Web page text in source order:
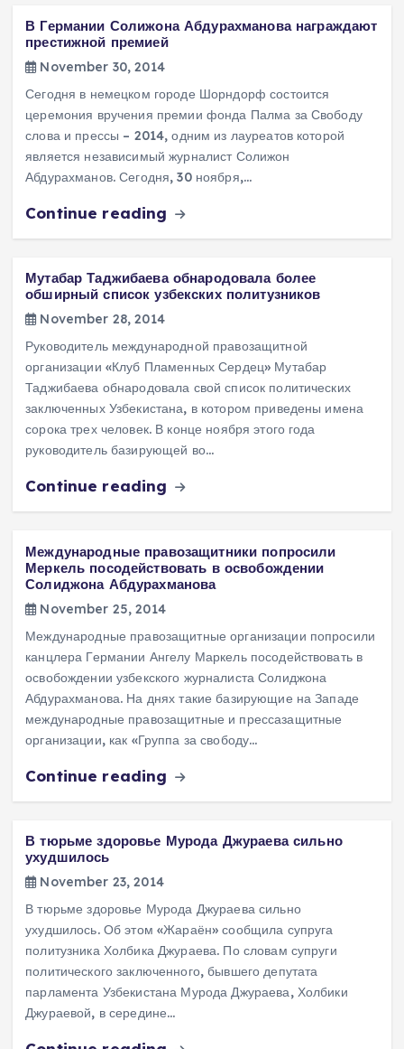
В Германии Солижона Абдурахманова награждают
престижной премией
November 30, 2014
Сегодня в немецком городе Шорндорф состоится
церемония вручения премии фонда Палма за Свободу
слова и прессы – 2014, одним из лауреатов которой
является независимый журналист Солижон
Абдурахманов. Сегодня, 30 ноября,…
Continue reading
Мутабар Таджибаева обнародовала более
обширный список узбекских политузников
November 28, 2014
Руководитель международной правозащитной
организации «Клуб Пламенных Сердец» Мутабар
Таджибаева обнародовала свой список политических
заключенных Узбекистана, в котором приведены имена
сорока трех человек. В конце ноября этого года
руководитель базирующей во…
Continue reading
Международные правозащитники попросили
Меркель посодействовать в освобождении
Солиджона Абдурахманова
November 25, 2014
Международные правозащитные организации попросили
канцлера Германии Ангелу Маркель посодействовать в
освобождении узбекского журналиста Солиджона
Абдурахманова. На днях такие базирующие на Западе
международные правозащитные и прессазащитные
организации, как «Группа за свободу…
Continue reading
В тюрьме здоровье Мурода Джураева сильно
ухудшилось
November 23, 2014
В тюрьме здоровье Мурода Джураева сильно
ухудшилось. Об этом «Жараён» сообщила супруга
политузника Холбика Джураева. По словам супруги
политического заключенного, бывшего депутата
парламента Узбекистана Мурода Джураева, Холбики
Джураевой, в середине…